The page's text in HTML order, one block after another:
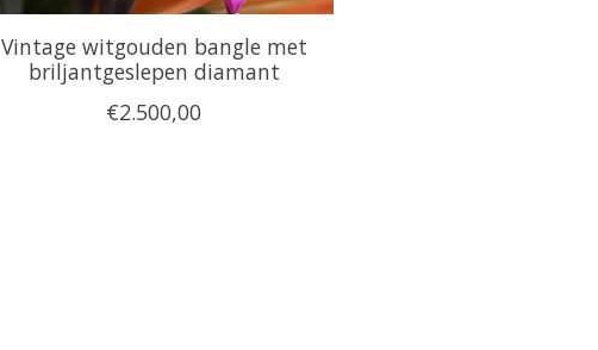
Vintage witgouden bangle met
briljantgeslepen diamant
€2.500,00